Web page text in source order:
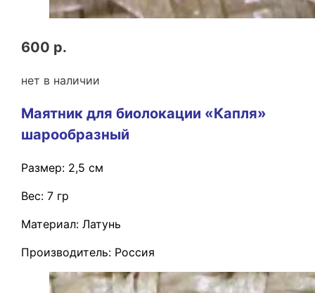
600 р.
нет в наличии
Маятник для биолокации «Капля»
шарообразный
Размер: 2,5 см
Вес: 7 гр
Материал: Латунь
Производитель: Россия